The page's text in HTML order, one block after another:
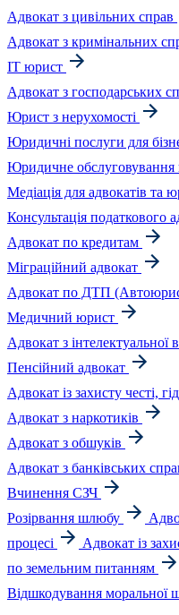
Адвокат з цивільних справ
Адвокат з кримінальних
IT юрист
Адвокат з господарських
Юрист з нерухомості
Юридичні послуги для
Юридичне обслуговування
Медіація для адвокатів та
Консультація податкового
Адвокат по кредитам
Міграційний адвокат
Адвокат по ДТП
Медичний юрист
Адвокат з інтелектуальної
Пенсійний адвокат
Адвокат із захисту честі,
Адвокат з наркотиків
Адвокат з обшуків
Адвокат з банківських
Вчинення СЗЧ
Розірвання шлюбу
процесі
Адвокат із
по земельним питанням
Відшкодування моральної